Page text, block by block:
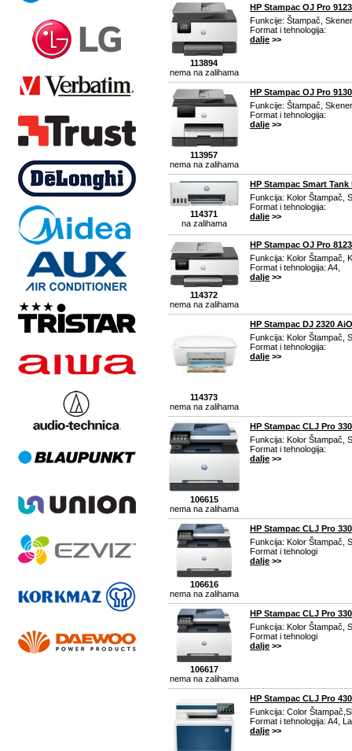
113894
nema na zalihama
HP Stampac OJ Pro
Funkcije: Štampač,
Format i tehnologija:
dalje >>
113957
nema na zalihama
HP Stampac OJ Pro
Funkcije: Štampač,
Format i tehnologija:
dalje >>
114371
na zalihama
HP Stampac Smart Tank
Funkcija: Kolor Štampač,
Format i tehnologija:
dalje >>
114372
nema na zalihama
HP Stampac OJ Pro
Funkcija: Kolor Štampač,
Format i tehnologija: A4,
dalje >>
114373
nema na zalihama
HP Stampac DJ 2320
Funkcija: Kolor Štampač,
Format i tehnologija:
dalje >>
106615
nema na zalihama
HP Stampac CLJ Pro
Funkcija: Kolor Štampač,
Format i tehnologija:
dalje >>
106616
nema na zalihama
HP Stampac CLJ Pro
Funkcija: Kolor Štampač,
Format i tehnologi
dalje >>
106617
nema na zalihama
HP Stampac CLJ Pro
Funkcija: Kolor Štampač,
Format i tehnologi
dalje >>
HP Stampac CLJ Pro
Funkcija: Color
Format i tehnologija: A4, La
dalje >>